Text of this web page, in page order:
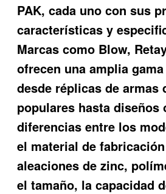
PAK, cada uno con sus
características y
Marcas como Blow,
ofrecen una amplia
desde réplicas de armas
populares hasta diseños
diferencias entre los
el material de
aleaciones de zinc,
el tamaño, la capacidad